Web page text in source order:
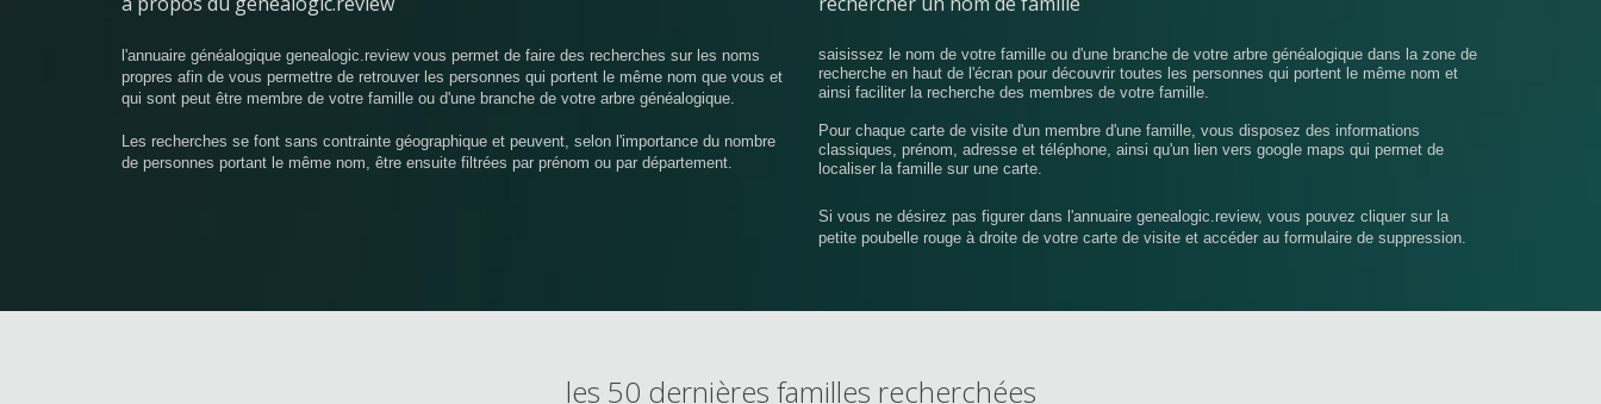
l'annuaire généalogique genealogic.review vous permet de faire des recherches sur les noms
propres afin de vous permettre de retrouver les personnes qui portent le même nom que vous et
qui sont peut être membre de votre famille ou d'une branche de votre arbre généalogique.
Les recherches se font sans contrainte géographique et peuvent, selon l'importance du nombre
de personnes portant le même nom, être ensuite filtrées par prénom ou par département.
saisissez le nom de votre famille ou d'une branche de votre arbre généalogique dans la zone de
recherche en haut de l'écran pour découvrir toutes les personnes qui portent le même nom et
ainsi faciliter la recherche des membres de votre famille.
Pour chaque carte de visite d'un membre d'une famille, vous disposez des informations
classiques, prénom, adresse et téléphone, ainsi qu'un lien vers google maps qui permet de
localiser la famille sur une carte.
Si vous ne désirez pas figurer dans l'annuaire genealogic.review, vous pouvez cliquer sur la
petite poubelle rouge à droite de votre carte de visite et accéder au formulaire de suppression.
les 50 dernières familles recherchées